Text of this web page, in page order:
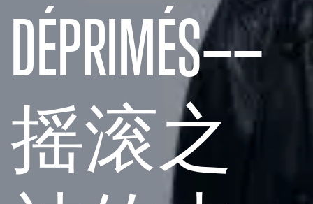
DÉPRIMÉS——
摇滚之